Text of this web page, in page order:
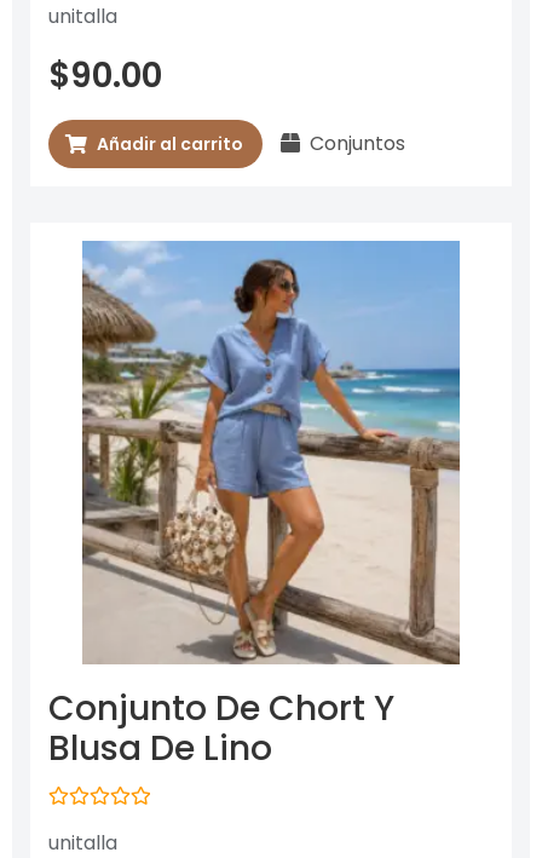
con
5
unitalla
$90.00
Añadir al carrito Conjuntos
Conjunto De Chort Y
Blusa De Lino
con
unitalla